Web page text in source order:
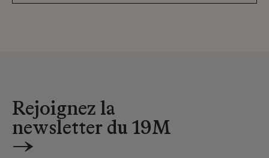
Rejoignez la
newsletter du 19M
→